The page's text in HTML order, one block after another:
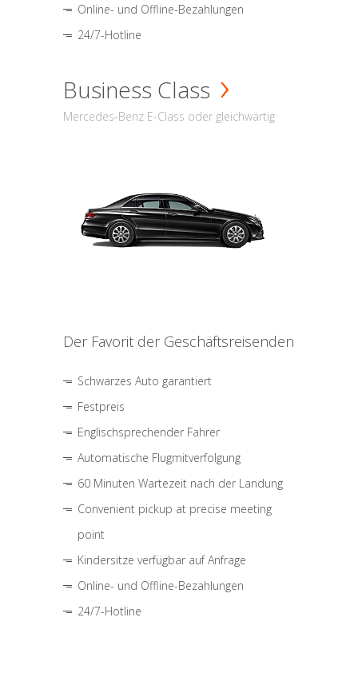
Online- und Offline-Bezahlungen
24/7-Hotline
Business Class
Mercedes-Benz E-Class oder gleichwärtig
Der Favorit der Geschäftsreisenden
Schwarzes Auto garantiert
Festpreis
Englischsprechender Fahrer
Automatische Flugmitverfolgung
60 Minuten Wartezeit nach der Landung
Convenient pickup at precise meeting
point
Kindersitze verfügbar auf Anfrage
Online- und Offline-Bezahlungen
24/7-Hotline